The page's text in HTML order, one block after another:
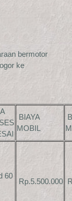
bermotor
ke
BIAYA
MOBIL
60
Rp.5.500.000